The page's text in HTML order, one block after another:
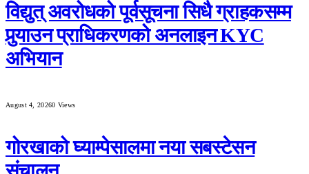
विद्युत् अवरोधको पूर्वसूचना सिधै ग्राहकसम्म
पुर्‍याउन प्राधिकरणको अनलाइन KYC
अभियान
August 4, 20260 Views
गोरखाको घ्याम्पेसालमा नया सबस्टेसन